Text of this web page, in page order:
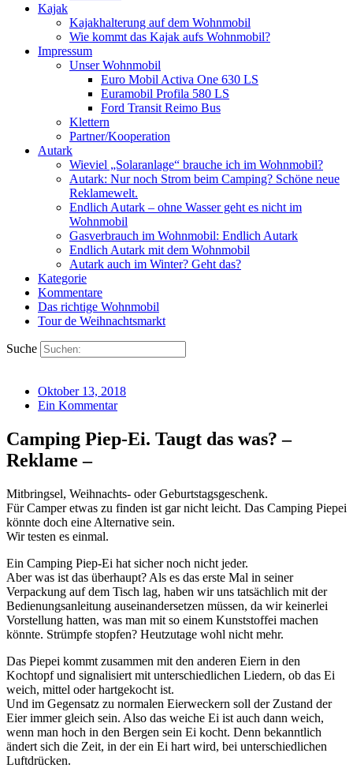
Kajak
Kajakhalterung auf dem Wohnmobil
Wie kommt das Kajak aufs Wohnmobil?
Impressum
Unser Wohnmobil
Euro Mobil Activa One 630 LS
Euramobil Profila 580 LS
Ford Transit Reimo Bus
Klettern
Partner/Kooperation
Autark
Wieviel „Solaranlage“ brauche ich im Wohnmobil?
Autark: Nur noch Strom beim Camping? Schöne neue
Reklamewelt.
Endlich Autark – ohne Wasser geht es nicht im
Wohnmobil
Gasverbrauch im Wohnmobil: Endlich Autark
Endlich Autark mit dem Wohnmobil
Autark auch im Winter? Geht das?
Kategorie
Kommentare
Das richtige Wohnmobil
Tour de Weihnachtsmarkt
Suche
Oktober 13, 2018
Ein Kommentar
Camping Piep-Ei. Taugt das was? –
Reklame –
Mitbringsel, Weihnachts- oder Geburtstagsgeschenk.
Für Camper etwas zu finden ist gar nicht leicht. Das Camping Piepei
könnte doch eine Alternative sein.
Wir testen es einmal.
Ein Camping Piep-Ei hat sicher noch nicht jeder.
Aber was ist das überhaupt? Als es das erste Mal in seiner
Verpackung auf dem Tisch lag, haben wir uns tatsächlich mit der
Bedienungsanleitung auseinandersetzen müssen, da wir keinerlei
Vorstellung hatten, was man mit so einem Kunststoffei machen
könnte. Strümpfe stopfen? Heutzutage wohl nicht mehr.
Das Piepei kommt zusammen mit den anderen Eiern in den
Kochtopf und signalisiert mit unterschiedlichen Liedern, ob das Ei
weich, mittel oder hartgekocht ist.
Und im Gegensatz zu normalen Eierweckern soll der Zustand der
Eier immer gleich sein. Also das weiche Ei ist auch dann weich,
wenn man hoch in den Bergen sein Ei kocht. Denn bekanntlich
ändert sich die Zeit, in der ein Ei hart wird, bei unterschiedlichen
Luftdrücken.